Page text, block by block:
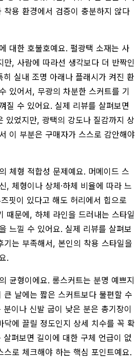
용 환경에서 검증이 충분하지 않다
대한 호불호예요. 펄광택 소재는 사
만, 사람에 따라선 생각보다 더 반짝인
히 실내 조명 아래나 플래시가 켜진 환
있어서, 무광의 차분한 스커트를 기
질 수 있어요. 실제 리뷰를 살펴보면
있었지만, 광택의 강도나 질감까지 상
이 부분은 구매자가 스스로 감안해야
체형 적합성 문제예요. 머메이드 스
, 체형이나 상체·하체 비율에 따라 느
핏이 있다고 해도 허리에서 힙으로
때문에, 하체 라인을 드러내는 스타일
느낄 수 있어요. 실제 리뷰를 살펴보
기는 부족해서, 본인의 착용 스타일을
.
균형이에요. 롱스커트는 분명 예쁘지
큰 날에는 짧은 스커트보다 불편할 수
이나 신발 굽이 낮은 분은 총기장이
닥에 끌릴 정도인지 상세 치수를 꼭 확
펴보면 길이에 대한 구체 언급이 없
로 체크해야 하는 핵심 포인트예요.